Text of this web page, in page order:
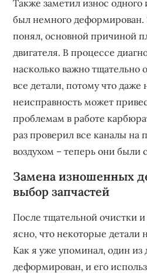
Также заметил износ одного
был немного деформирован.
понял, основной причиной
двигателя. В процессе
насколько важно тщательно
все детали, потому что даже
неисправность может
проблемам в работе
раз проверил все каналы на
воздухом – теперь они
Замена изношенных
выбор запчастей
После тщательной очистки
ясно, что некоторые детали
Как я уже упоминал, один
деформирован, и его